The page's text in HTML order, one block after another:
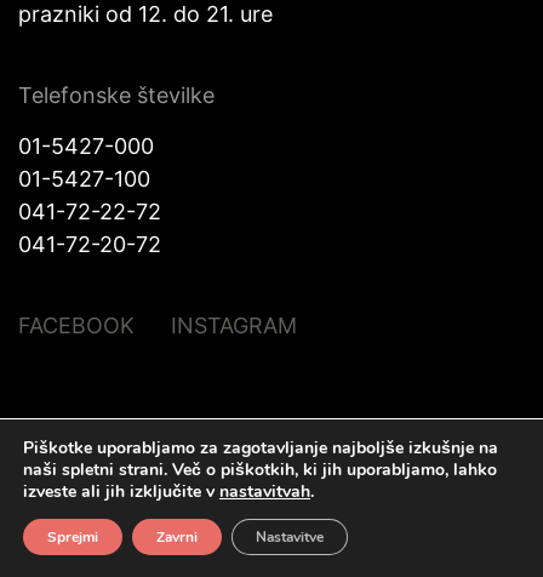
prazniki od 12. do 21. ure
Telefonske številke
01-5427-000
01-5427-100
041-72-22-72
041-72-20-72
FACEBOOK INSTAGRAM
Izdelava spletnih straniPlenum IT d.o.o.
Piškotke uporabljamo za zagotavljanje najboljše izkušnje na
naši spletni strani. Več o piškotkih, ki jih uporabljamo, lahko
izveste ali jih izključite v nastavitvah.
Sprejmi Zavrni Nastavitve